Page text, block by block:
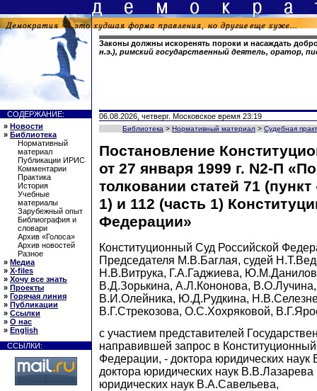
Законы должны искоренять пороки и насаждать
н.э.), римский государственный деятель, оратор,
СОДЕРЖАНИЕ:
» Новости
» Библиотека
Нормативный
материал
Публикации ИРИС
Комментарии
Практика
История
Учебные
материалы
Зарубежный опыт
Библиография и
словари
Архив «Голоса»
Архив новостей
Разное
» Медиа
» X-files
» Хочу все знать
» Проекты
» Горячая линия
» Публикации
» Ссылки
» О нас
» English
ССЫЛКИ:
06.08.2026, четверг. Московское время 23:19
Библиотека > Нормативный материал > Судебная
Постановление
от 27 января 1999 г. N2-П
толковании статей 71 (пункт
1) и 112 (часть 1)
Федерации»
Конституционный Суд Российской
Председателя М.В.Баглая, судей
Н.В.Витрука, Г.А.Гаджиева,
В.Д.Зорькина, А.Л.Кононова,
В.И.Олейника, Ю.Д.Рудкина,
В.Г.Стрекозова, О.С.Хохряковой,
с участием представителей
направившей запрос в
Федерации, - доктора юридических наук
доктора юридических наук В.В.Лазарева
юридических наук В.А.Савельева,